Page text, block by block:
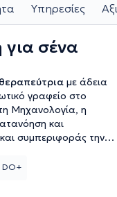
Υπηρεσίες
για σένα
με άδεια
γραφείο στο
Μηχανολογία, η
και
συμπεριφοράς την
του ψυχολόγου.
DO+